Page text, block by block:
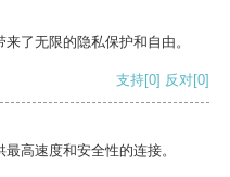
了无限的隐私保护和自由。
支持[0] 反对[0]
高速度和安全性的连接。